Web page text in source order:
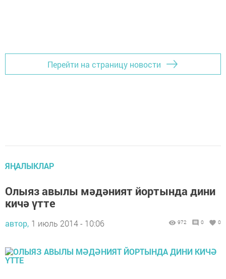
Перейти на страницу новости
ЯҢАЛЫКЛАР
Олыяз авылы мәдәният йортында дини
кичә үтте
автор, 1 июль 2014 - 10:06 972 0 0